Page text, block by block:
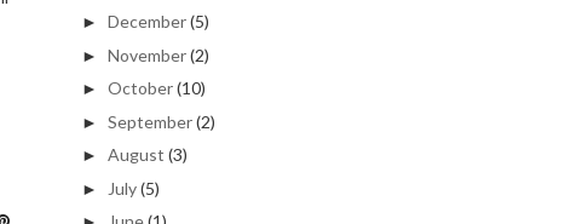
►December(5)
►November(2)
►October(10)
►September(2)
►August (3)
► July(5)